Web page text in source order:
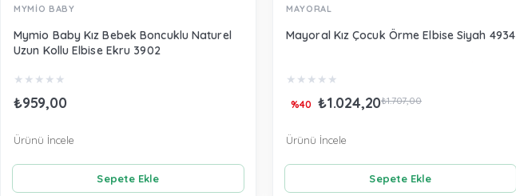
MYMİO BABY
Mymio Baby Kız Bebek Boncuklu Naturel
Uzun Kollu Elbise Ekru 3902
★ ★ ★ ★ ★
₺959,00
Sepete Ekle
Ürünü İncele
MAYORAL
Mayoral Kız Çocuk Örme Elbise Siyah 4934
★ ★ ★ ★ ★
₺1.024,20₺1.707,00
%40
Sepete Ekle
Ürünü İncele